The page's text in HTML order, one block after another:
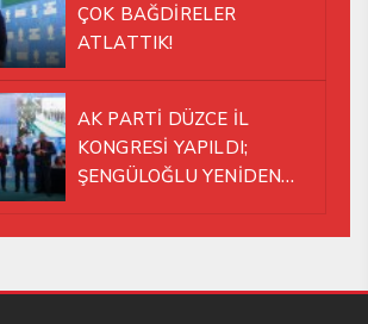
ÇOK BAĞDİRELER
ATLATTIK!
AK PARTİ DÜZCE İL
KONGRESİ YAPILDI;
ŞENGÜLOĞLU YENİDEN